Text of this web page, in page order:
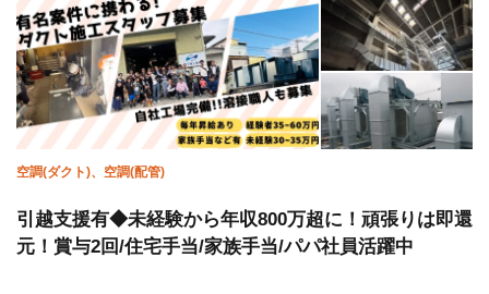
資格取得支援あり ピアス・ネイルOK 髪型・髪色自由
独立支援制度あり
空調(ダクト)、空調(配管)
引越支援有◆未経験から年収800万超に！頑張りは即還
元！賞与2回/住宅手当/家族手当/パパ社員活躍中